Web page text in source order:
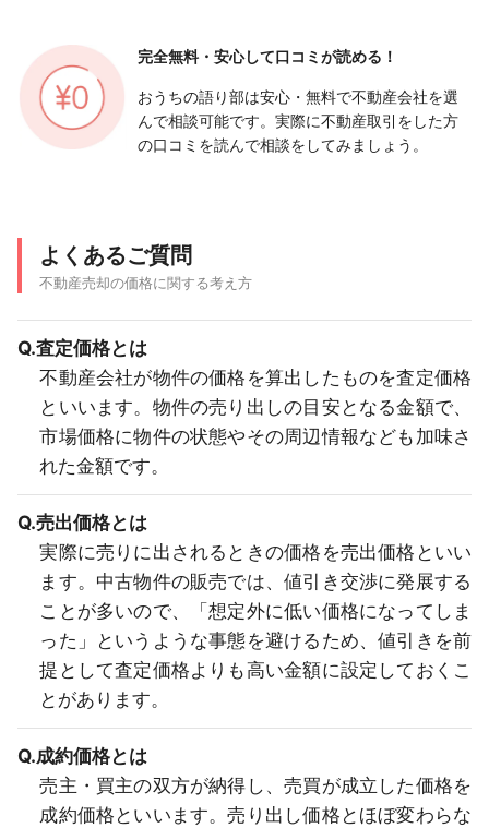
完全無料・安心して口コミが読める！
おうちの語り部は安心・無料で不動産会社を選
んで相談可能です。実際に不動産取引をした方
の口コミを読んで相談をしてみましょう。
よくあるご質問
不動産売却の価格に関する考え方
Q.査定価格とは
不動産会社が物件の価格を算出したものを査定価格
といいます。物件の売り出しの目安となる金額で、
市場価格に物件の状態やその周辺情報なども加味さ
れた金額です。
Q.売出価格とは
実際に売りに出されるときの価格を売出価格といい
ます。中古物件の販売では、値引き交渉に発展する
ことが多いので、「想定外に低い価格になってしま
った」というような事態を避けるため、値引きを前
提として査定価格よりも高い金額に設定しておくこ
とがあります。
Q.成約価格とは
売主・買主の双方が納得し、売買が成立した価格を
成約価格といいます。売り出し価格とほぼ変わらな